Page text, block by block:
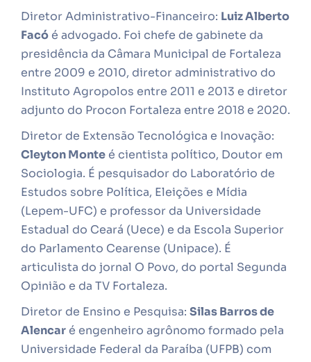
Diretor Administrativo-Financeiro: Luiz Alberto
Facó é advogado. Foi chefe de gabinete da
presidência da Câmara Municipal de Fortaleza
entre 2009 e 2010, diretor administrativo do
Instituto Agropolos entre 2011 e 2013 e diretor
adjunto do Procon Fortaleza entre 2018 e 2020.
Diretor de Extensão Tecnológica e Inovação:
Cleyton Monte é cientista político, Doutor em
Sociologia. É pesquisador do Laboratório de
Estudos sobre Política, Eleições e Mídia
(Lepem-UFC) e professor da Universidade
Estadual do Ceará (Uece) e da Escola Superior
do Parlamento Cearense (Unipace). É
articulista do jornal O Povo, do portal Segunda
Opinião e da TV Fortaleza.
Diretor de Ensino e Pesquisa: Silas Barros de
Alencar é engenheiro agrônomo formado pela
Universidade Federal da Paraíba (UFPB) com